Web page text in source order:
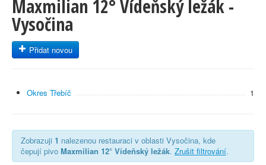
Maxmilian 12° Vídeňský ležák -
Vysočina
Přidat novou
Okres Třebíč 1
Zobrazuji 1 nalezenou restauraci v oblasti Vysočina, kde
čepují pivo Maxmilian 12° Vídeňský ležák. Zrušit filtrování.